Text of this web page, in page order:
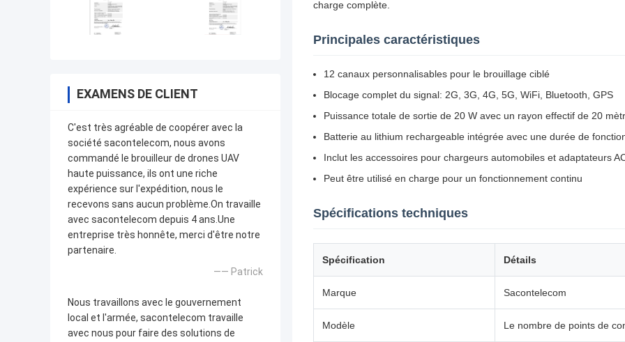
EXAMENS DE CLIENT
C'est très agréable de coopérer avec la
société sacontelecom, nous avons
commandé le brouilleur de drones UAV
haute puissance, ils ont une riche
expérience sur l'expédition, nous le
recevons sans aucun problème.On travaille
avec sacontelecom depuis 4 ans.Une
entreprise très honnête, merci d'être notre
partenaire.
—— Patrick
Nous travaillons avec le gouvernement
local et l'armée, sacontelecom travaille
avec nous pour faire des solutions de
charge complète.
Principales caractéristiques
12 canaux personnalisables pour le brouillage ciblé
Blocage complet du signal: 2G, 3G, 4G, 5G, WiFi, Bluetooth, GPS
Puissance totale de sortie de 20 W avec un rayon effectif de 20
Batterie au lithium rechargeable intégrée avec une durée de
Inclut les accessoires pour chargeurs automobiles et adaptateurs
Peut être utilisé en charge pour un fonctionnement continu
Spécifications techniques
Spécification Détails
Marque Sacontelecom
Modèle Le nombre de points de